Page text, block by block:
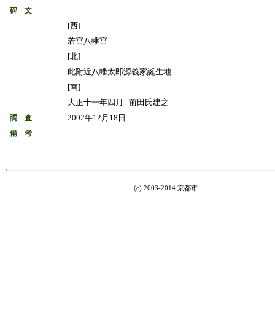
碑 文
[西]
若宮八幡宮
[北]
此附近八幡太郎源義家誕生地
[南]
大正十一年四月 前田氏建之
調 査 2002年12月18日
備 考
(c) 2003-2014 京都市